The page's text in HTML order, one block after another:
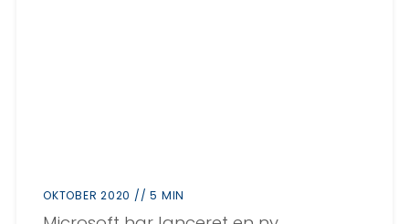
OKTOBER 2020 // 5 MIN